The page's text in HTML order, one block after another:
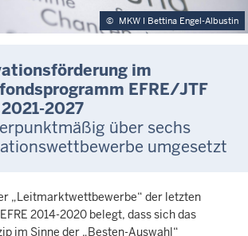
© MKW I Bettina Engel-Albustin
im
EFRE/JTF
2027
über sechs
umgesetzt
„Leitmarktwettbewerbe“ der letzten
2014-2020 belegt, dass sich das
im Sinne der „Besten-Auswahl“